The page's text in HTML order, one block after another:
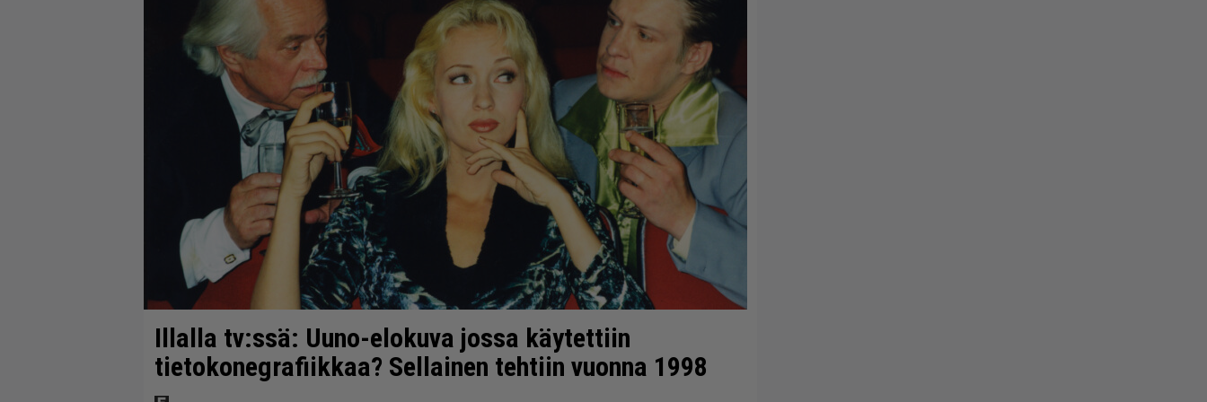
Illalla tv:ssä: Uuno-elokuva jossa käytettiin
tietokonegrafiikkaa? Sellainen tehtiin vuonna 1998